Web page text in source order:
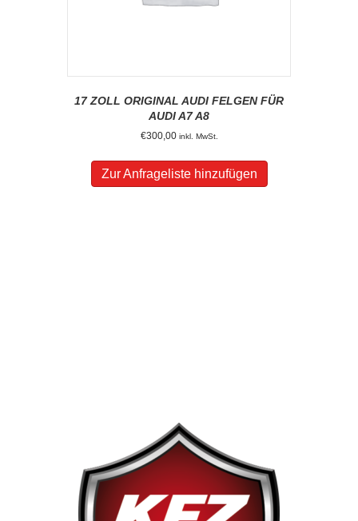
17 ZOLL ORIGINAL AUDI FELGEN FÜR
AUDI A7 A8
€300,00 inkl. MwSt.
Zur Anfrageliste hinzufügen